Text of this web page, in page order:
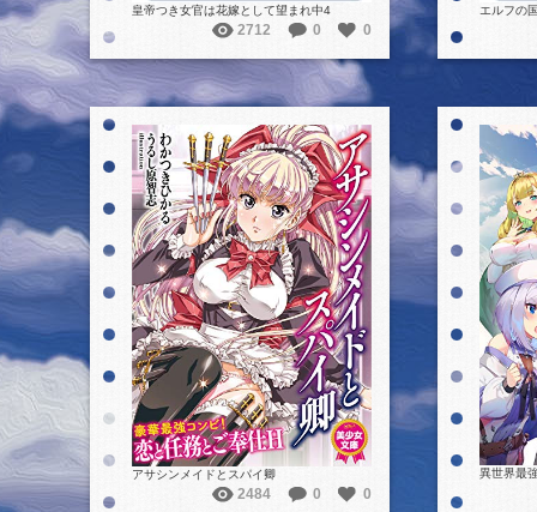
皇帝つき女官は花嫁として望まれ中4
2712 0 0
エルフの
詳細を見る
アサシンメイドとスパイ卿
2484 0 0
異世界最